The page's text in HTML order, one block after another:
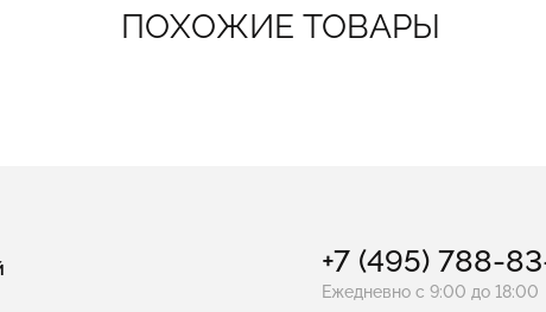
ПОХОЖИЕ ТОВАРЫ
+7 (495) 788-
Ежедневно с 9:00 до 18:00